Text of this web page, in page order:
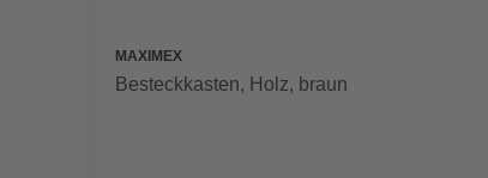
MAXIMEX
Besteckkasten, Holz, braun